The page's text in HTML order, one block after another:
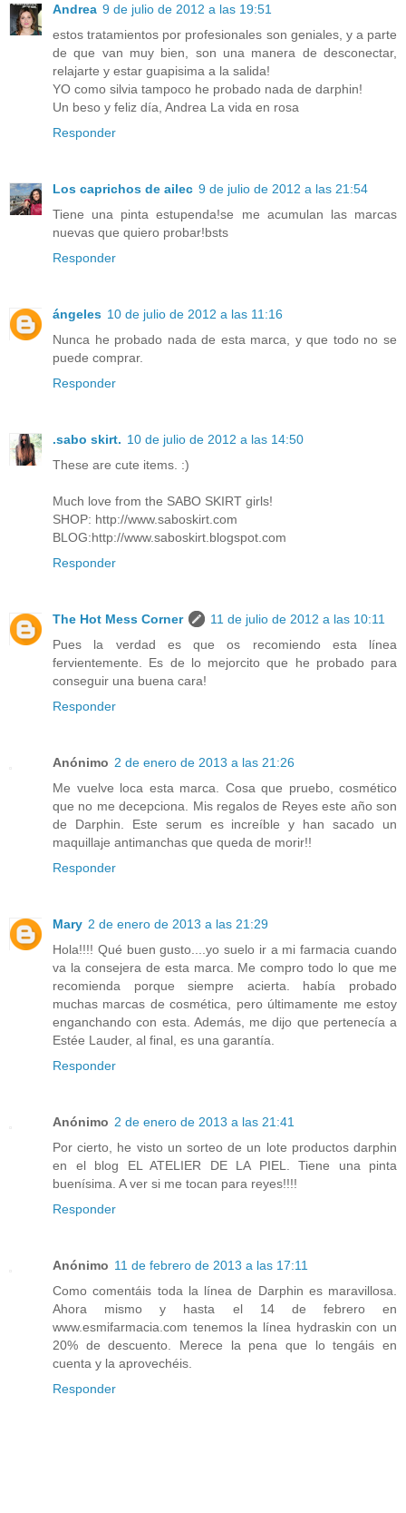
Andrea 9 de julio de 2012 a las 19:51
estos tratamientos por profesionales son geniales, y a parte
de que van muy bien, son una manera de desconectar,
relajarte y estar guapisima a la salida!
YO como silvia tampoco he probado nada de darphin!
Un beso y feliz día, Andrea La vida en rosa
Responder
Los caprichos de ailec 9 de julio de 2012 a las 21:54
Tiene una pinta estupenda!se me acumulan las marcas
nuevas que quiero probar!bsts
Responder
ángeles 10 de julio de 2012 a las 11:16
Nunca he probado nada de esta marca, y que todo no se
puede comprar.
Responder
.sabo skirt. 10 de julio de 2012 a las 14:50
These are cute items. :)
Much love from the SABO SKIRT girls!
SHOP: http://www.saboskirt.com
BLOG:http://www.saboskirt.blogspot.com
Responder
The Hot Mess Corner
11 de julio de 2012 a las 10:11
Pues la verdad es que os recomiendo esta línea
fervientemente. Es de lo mejorcito que he probado para
conseguir una buena cara!
Responder
Anónimo 2 de enero de 2013 a las 21:26
Me vuelve loca esta marca. Cosa que pruebo, cosmético
que no me decepciona. Mis regalos de Reyes este año son
de Darphin. Este serum es increíble y han sacado un
maquillaje antimanchas que queda de morir!!
Responder
Mary 2 de enero de 2013 a las 21:29
Hola!!!! Qué buen gusto....yo suelo ir a mi farmacia cuando
va la consejera de esta marca. Me compro todo lo que me
recomienda porque siempre acierta. había probado
muchas marcas de cosmética, pero últimamente me estoy
enganchando con esta. Además, me dijo que pertenecía a
Estée Lauder, al final, es una garantía.
Responder
Anónimo 2 de enero de 2013 a las 21:41
Por cierto, he visto un sorteo de un lote productos darphin
en el blog EL ATELIER DE LA PIEL. Tiene una pinta
buenísima. A ver si me tocan para reyes!!!!
Responder
Anónimo 11 de febrero de 2013 a las 17:11
Como comentáis toda la línea de Darphin es maravillosa.
Ahora mismo y hasta el 14 de febrero en
www.esmifarmacia.com tenemos la línea hydraskin con un
20% de descuento. Merece la pena que lo tengáis en
cuenta y la aprovechéis.
Responder